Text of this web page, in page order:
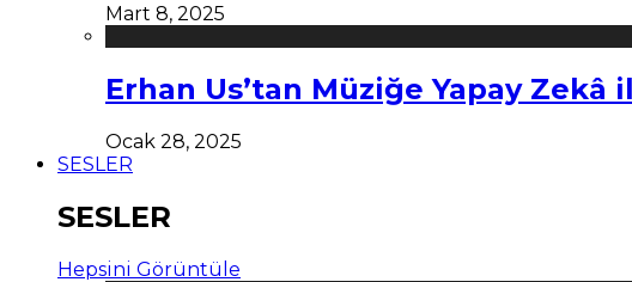
Mart 8, 2025
Erhan Us’tan Müziğe Yapay Zekâ
Ocak 28, 2025
SESLER
SESLER
Hepsini Görüntüle